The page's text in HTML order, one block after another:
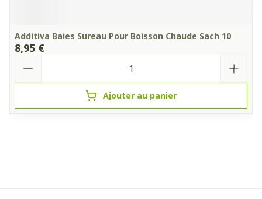
Additiva Baies Sureau Pour Boisson Chaude Sach 10
8,95 €
Ajouter au panier